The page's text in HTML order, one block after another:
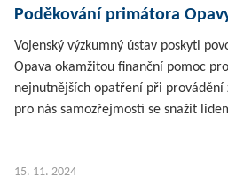
Poděkování primátora
Vojenský výzkumný ústav poskytl
Opava okamžitou finanční pomoc
nejnutnějších opatření při provádění
pro nás samozřejmostí se snažit
15. 11. 2024